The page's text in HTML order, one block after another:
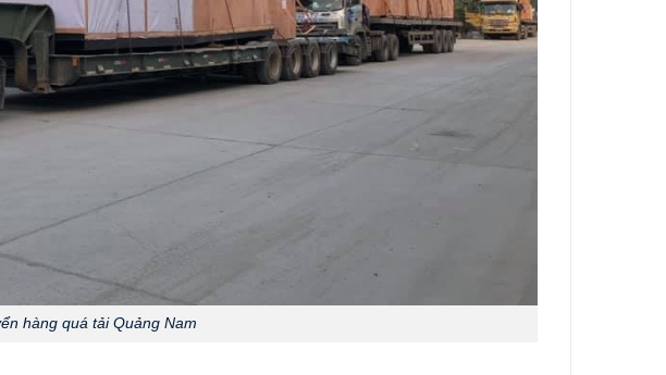
hàng quá tải Quảng Nam